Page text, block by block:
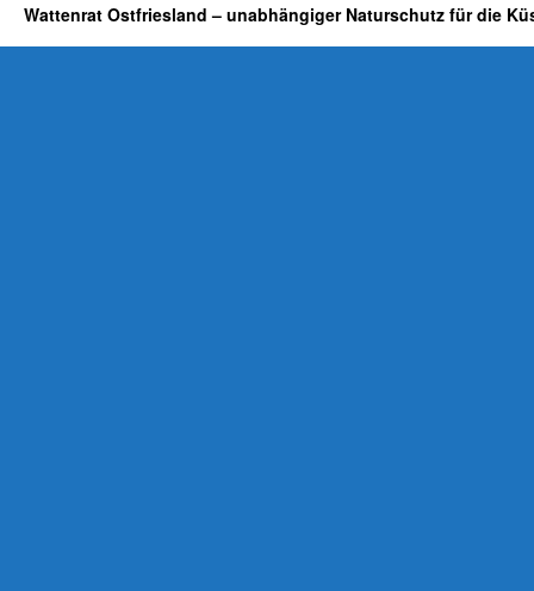
Wattenrat Ostfriesland – unabhängiger Naturschutz für die